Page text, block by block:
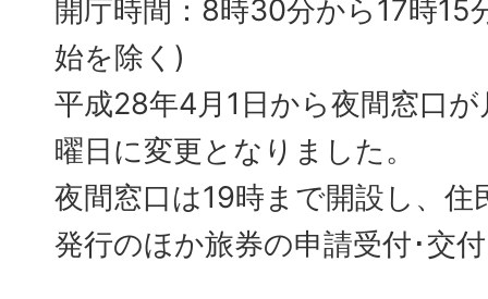
開庁時間：8時30分から17時15
始を除く)
平成28年4月1日から夜間窓口
曜日に変更となりました。
夜間窓口は19時まで開設し、住
発行のほか旅券の申請受付･交